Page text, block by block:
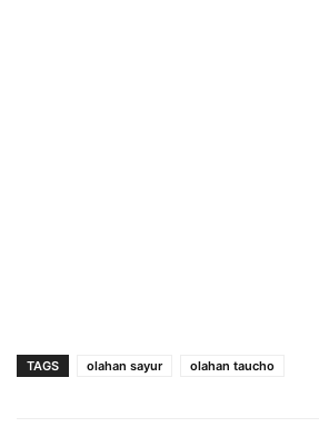
TAGS olahan sayur olahan taucho